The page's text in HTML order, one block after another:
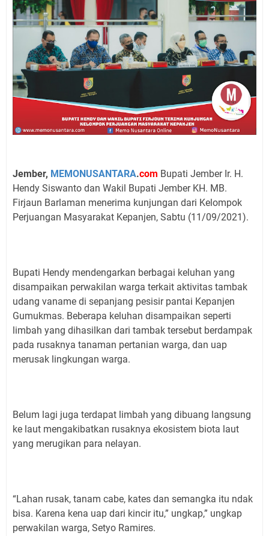
Jember, MEMONUSANTARA.com Bupati Jember Ir. H.
Hendy Siswanto dan Wakil Bupati Jember KH. MB.
Firjaun Barlaman menerima kunjungan dari Kelompok
Perjuangan Masyarakat Kepanjen, Sabtu (11/09/2021).
Bupati Hendy mendengarkan berbagai keluhan yang
disampaikan perwakilan warga terkait aktivitas tambak
udang vaname di sepanjang pesisir pantai Kepanjen
Gumukmas. Beberapa keluhan disampaikan seperti
limbah yang dihasilkan dari tambak tersebut berdampak
pada rusaknya tanaman pertanian warga, dan uap
merusak lingkungan warga.
Belum lagi juga terdapat limbah yang dibuang langsung
ke laut mengakibatkan rusaknya ekosistem biota laut
yang merugikan para nelayan.
“Lahan rusak, tanam cabe, kates dan semangka itu ndak
bisa. Karena kena uap dari kincir itu,” ungkap,” ungkap
perwakilan warga, Setyo Ramires.